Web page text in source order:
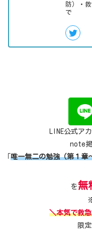
防）・
で
LINE公式ア
note
唯一無二の勉強（第１章
を無
＼本気で救
限